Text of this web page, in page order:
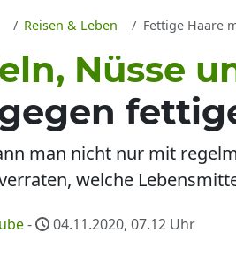
Reisen & Leben Fettige Haare
Nüsse
man nicht nur mit
welche
- 04.11.2020, 07.12 Uhr